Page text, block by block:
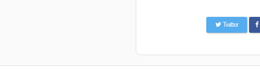
Twitter